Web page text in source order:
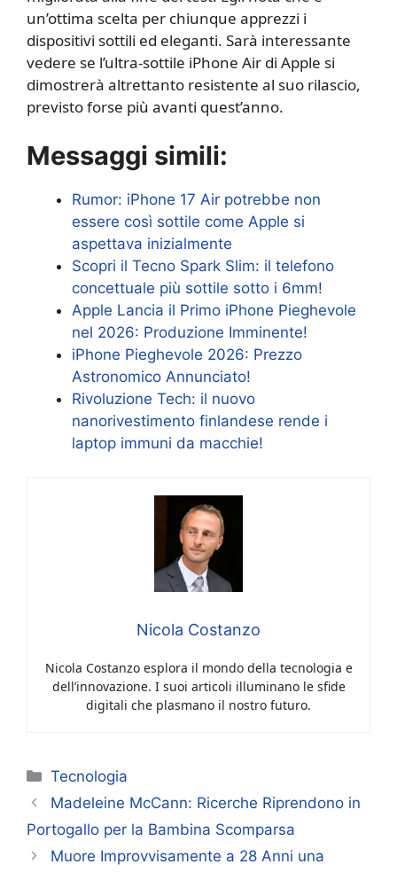
un’ottima scelta per chiunque apprezzi i
dispositivi sottili ed eleganti. Sarà interessante
vedere se l’ultra-sottile iPhone Air di Apple si
dimostrerà altrettanto resistente al suo rilascio,
previsto forse più avanti quest’anno.
Messaggi simili:
Rumor: iPhone 17 Air potrebbe non
essere così sottile come Apple si
aspettava inizialmente
Scopri il Tecno Spark Slim: il telefono
concettuale più sottile sotto i 6mm!
Apple Lancia il Primo iPhone Pieghevole
nel 2026: Produzione Imminente!
iPhone Pieghevole 2026: Prezzo
Astronomico Annunciato!
Rivoluzione Tech: il nuovo
nanorivestimento finlandese rende i
laptop immuni da macchie!
Nicola Costanzo
Nicola Costanzo esplora il mondo della tecnologia e
dell’innovazione. I suoi articoli illuminano le sfide
digitali che plasmano il nostro futuro.
Categorie
Tecnologia
Madeleine McCann: Ricerche Riprendono in
Portogallo per la Bambina Scomparsa
Muore Improvvisamente a 28 Anni una